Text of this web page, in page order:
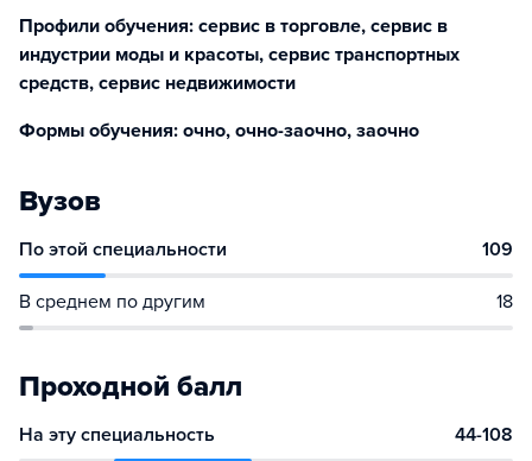
Профили обучения: сервис в торговле, сервис в
индустрии моды и красоты, сервис транспортных
средств, сервис недвижимости
Формы обучения: очно, очно-заочно, заочно
Вузов
По этой специальности 109
В среднем по другим 18
Проходной балл
На эту специальность 44-108